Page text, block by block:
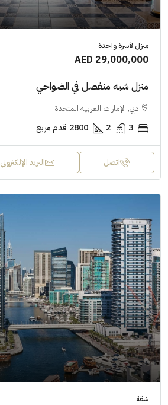
منزل لأسرة واحدة
AED 29,000,000
منزل شبه منفصل في الضواحي
دبي, الإمارات العربية المتحدة
3
2
2800 قدم مربع
اتصل البريد الإلكتروني
شقة